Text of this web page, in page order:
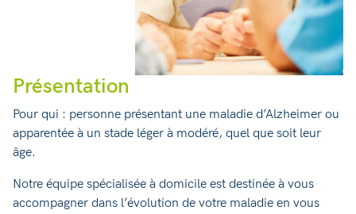
Présentation
Pour qui : personne présentant une maladie d’Alzheimer ou
apparentée à un stade léger à modéré, quel que soit leur
âge.
Notre équipe spécialisée à domicile est destinée à vous
accompagner dans l’évolution de votre maladie en vous